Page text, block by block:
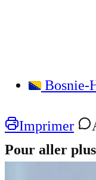
Bosnie-
Imprimer
Pour aller